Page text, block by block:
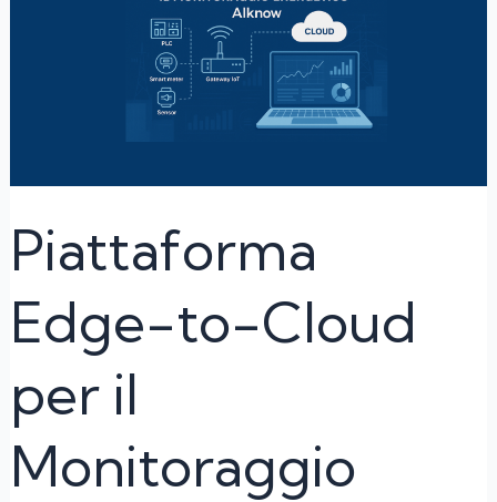
Piattaforma
Edge-to-Cloud
per il
Monitoraggio